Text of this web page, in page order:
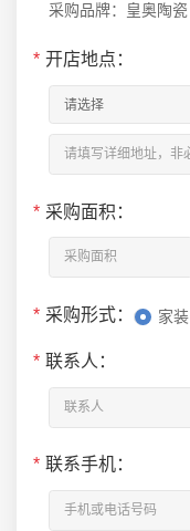
采购品牌：皇奥陶瓷
* 开店地点：
* 采购面积：
* 采购形式： 家装
* 联系人：
* 联系手机：